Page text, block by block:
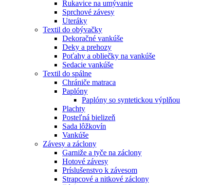
Rukavice na umývanie
Sprchové závesy
Uteráky
Textil do obývačky
Dekoračné vankúše
Deky a prehozy
Poťahy a obliečky na vankúše
Sedacie vankúše
Textil do spálne
Chrániče matraca
Paplóny
Paplóny so syntetickou výplňou
Plachty
Posteľná bielizeň
Sada lôžkovín
Vankúše
Závesy a záclony
Garniže a tyče na záclony
Hotové závesy
Príslušenstvo k závesom
Strapcové a nitkové záclony